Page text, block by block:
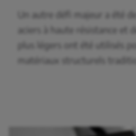
Un autre défi majeur a été
aciers à haute résistance et
plus légers ont été utilisés
matériaux structurels